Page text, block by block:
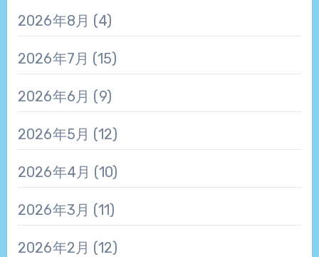
2026年8月 (4)
2026年7月 (15)
2026年6月 (9)
2026年5月 (12)
2026年4月 (10)
2026年3月 (11)
2026年2月 (12)